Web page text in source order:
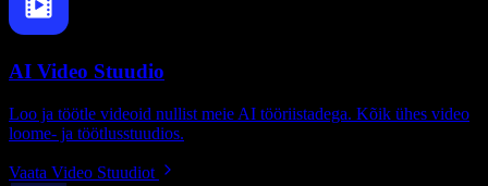
AI Video Stuudio
Loo ja töötle videoid nullist meie AI tööriistadega. Kõik ühes video
loome- ja töötlusstuudios.
Vaata Video Stuudiot